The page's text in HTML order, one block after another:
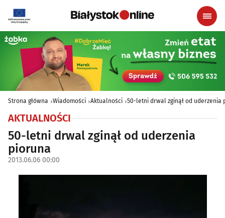
Strona główna Wiadomości Aktualności 50-letni drwal zginął od uderzenia
AKTUALNOŚCI
50-letni drwal zginął od uderzenia
pioruna
2013.06.06 00:00